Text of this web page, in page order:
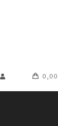
0,00